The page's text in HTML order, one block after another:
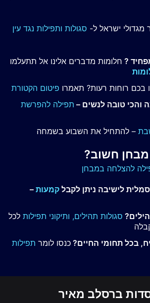
ישראל ל- סגולות ותפילות נגד עין
? חלומות מדברים אלינו אל תתעלמו
בכם רוחות רעות? תאמרו פיטום הקטורת
והכי טובה לנשים – תפילה להפרשת
– להתחיל את השבוע בשמחה
מבחן חשוב?
להצלחה במבחן
לישיבה ניתן לקבל קמעות –
סגולות תהילים, ותיקוני תפילות לכל
בכל תחומי החיים? כנסו לומר תפילות
ברסלב מאיר